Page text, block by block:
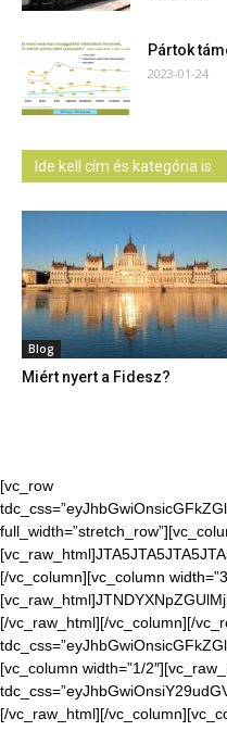
Pártok
2023-01-24
Ide kell cím és kategória is.
Blog
Miért nyert a Fidesz?
[vc_row
[/vc_column][vc_column
[/vc_raw_html][/vc_column][/
[vc_column width=”1/
[/vc_raw_html][/